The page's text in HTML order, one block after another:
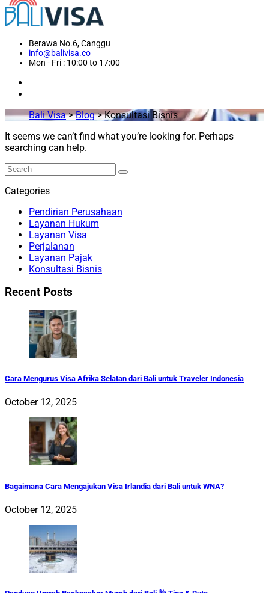
Berawa No.6, Canggu
info@balivisa.co
Mon - Fri : 10:00 to 17:00
Bali Visa>Blog>Konsultasi Bisnis
It seems we can’t find what you’re looking for. Perhaps
searching can help.
Categories
Pendirian Perusahaan
Layanan Hukum
Layanan Visa
Perjalanan
Layanan Pajak
Konsultasi Bisnis
Recent Posts
Cara Mengurus Visa Afrika Selatan dari Bali untuk Traveler Indonesia
October 12, 2025
Bagaimana Cara Mengajukan Visa Irlandia dari Bali untuk WNA?
October 12, 2025